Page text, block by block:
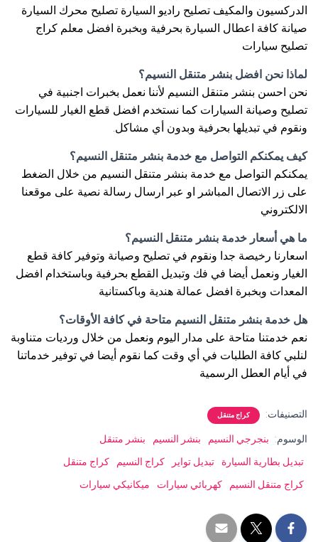
الدركسيون والمكيف تصليح راديو السيارة تصليح محرك السيارة
صيانة كافة اعطال السيارة بحرفية وبخبرة افضل معلم كراج
تصليح سيارات
لماذا نحن افضل بنشر متنقل النسيم؟
نحن احسن بنشر متنقل النسيم لأننا نعمل بخبرات اجنبية في
تصليح وصيانة السيارات كما نستخدم افضل قطع الغيار للسيارات
ونقوم في تبديلها بحرفية وبدون أي مشاكل.
كيف يمكنكم التواصل مع خدمة بنشر متنقل النسيم؟
يمكنكم التواصل مع خدمة بنشر متنقل النسيم من خلال الضغط
على زر الاتصال المباشر او عبر ارسال رسالة نصية على موقعنا
الالكتروني
ما هي أسعار خدمة بنشر متنقل النسيم؟
اسعارنا رخيصة جدا ونقوم في تصليح وصيانة وتوفير كافة قطع
الغيار ونعمل أيضا في فك وتبديل القطع بحرفية وباستخدام افضل
المعدات وبخبرة افضل عمالة هندية وباكستانية
هل خدمة بنشر متنقل النسيم متاحة في كافة الأوقات؟
نعم خدمتنا متاحة على مدار اليوم ونعمل من خلال ورديات متناوبة
لنلبي كافة الطلبات في أي وقت كما نقوم أيضا في توفير خدماتنا
في أيام العطل الرسمية
التصنيفات: كراج متنقل
الوسوم: بنجرجي النسيم بنشر النسيم
بنشر متنقل
تبديل بطارية السيارة
تبديل تواير كراج النسيم
كراج متنقل
كراج متنقل النسيم
كهربائي سيارات ميكانيكي سيارات